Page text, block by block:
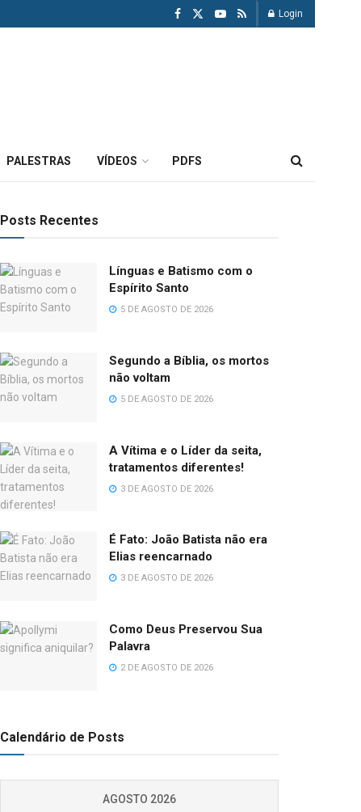
Login
PALESTRAS VÍDEOS PDFS
Posts Recentes
Línguas e Batismo com o
Espírito Santo
5 DE AGOSTO DE 2026
Segundo a Bíblia, os mortos
não voltam
5 DE AGOSTO DE 2026
A Vítima e o Líder da seita,
tratamentos diferentes!
3 DE AGOSTO DE 2026
É Fato: João Batista não era
Elias reencarnado
3 DE AGOSTO DE 2026
Como Deus Preservou Sua
Palavra
2 DE AGOSTO DE 2026
Calendário de Posts
AGOSTO 2026